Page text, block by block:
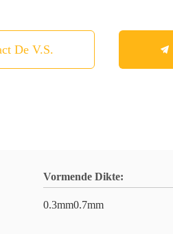
De V.S.
Vormende Dikte:
0.3mm0.7mm